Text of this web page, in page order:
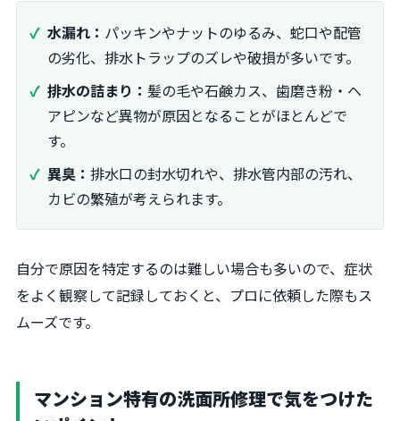
水漏れ： パッキンやナットのゆるみ、蛇口や配管
の劣化、排水トラップのズレや破損が多いです。
排水の詰まり： 髪の毛や石鹸カス、歯磨き粉・ヘ
アピンなど異物が原因となることがほとんどで
す。
異臭： 排水口の封水切れや、排水管内部の汚れ、
カビの繁殖が考えられます。
自分で原因を特定するのは難しい場合も多いので、症状
をよく観察して記録しておくと、プロに依頼した際もス
ムーズです。
マンション特有の洗面所修理で気をつけた